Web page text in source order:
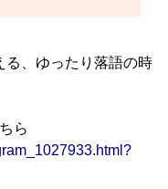
る、ゆったり落語の時
ら